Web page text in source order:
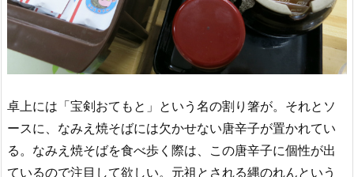
卓上には「宝剣おてもと」という名の割り箸が。それとソ
ースに、なみえ焼そばには欠かせない唐辛子が置かれてい
る。なみえ焼そばを食べ歩く際は、この唐辛子に個性が出
ているので注目して欲しい。元祖とされる縄のれんという